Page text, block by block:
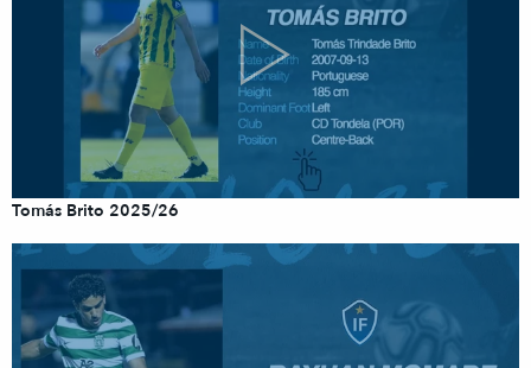
Tomás Brito 2025/26